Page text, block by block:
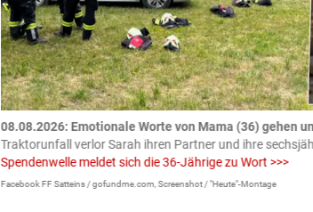
08.08.2026: Emotionale Worte von Mama (36) gehen
Traktorunfall verlor Sarah ihren Partner und ihre
Spendenwelle meldet sich die 36-Jährige zu Wort >>>
Facebook FF Satteins / gofundme.com, Screenshot / "Heute"-Montage